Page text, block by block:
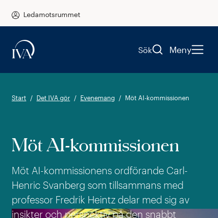
Ledamotsrummet
Sök Meny
Start Det IVA gör Evenemang Möt AI-kommissionen
Möt AI-kommissionen
Möt AI-kommissionens ordförande Carl-
Henric Svanberg som tillsammans med
professor Fredrik Heintz delar med sig av
insikter och perspektiv på den snabbt